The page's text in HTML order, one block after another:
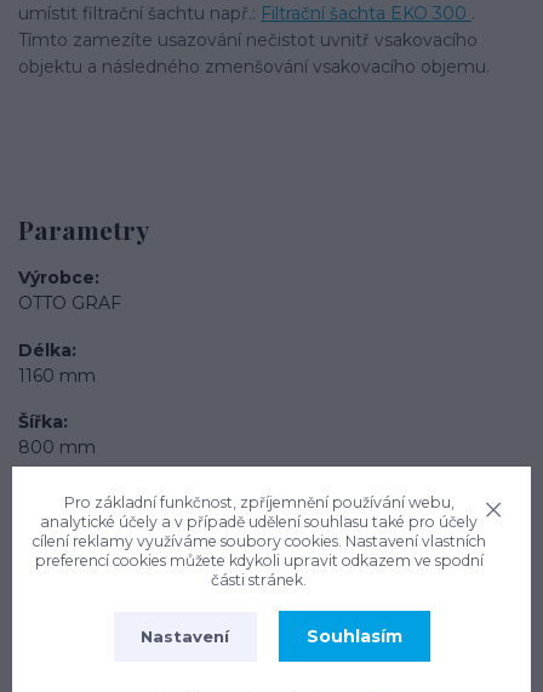
umístit filtrační šachtu např.: Filtrační šachta EKO 300 .
Tímto zamezíte usazování nečistot uvnitř vsakovacího
objektu a následného zmenšování vsakovacího objemu.
Parametry
Výrobce
OTTO GRAF
Délka
1160 mm
Šířka
800 mm
Výška
510 mm
Daniel Havlík, Rainshop.cz
Pro základní funkčnost, zpříjemnění používání webu,
analytické účely a v případě udělení souhlasu také pro účely
cílení reklamy využíváme soubory cookies. Nastavení vlastních
preferencí cookies můžete kdykoli upravit odkazem ve spodní
části stránek.
Nastavení Souhlasím